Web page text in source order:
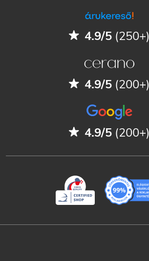
4.9/5 (250+)
4.9/5 (200+)
4.9/5 (200+)